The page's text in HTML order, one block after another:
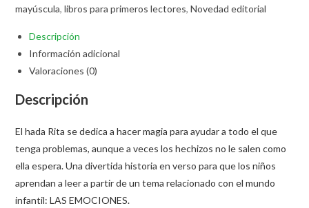
mayúscula,libros para primeros lectores,Novedad editorial
Descripción
Información adicional
Valoraciones (0)
Descripción
El hada Rita se dedica a hacer magia para ayudar a todo el que
tenga problemas, aunque a veces los hechizos no le salen como
ella espera. Una divertida historia en verso para que los niños
aprendan a leer a partir de un tema relacionado con el mundo
infantil: LAS EMOCIONES.